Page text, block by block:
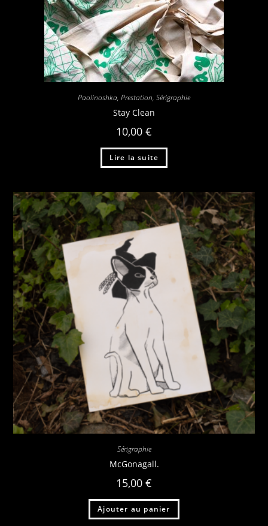
Paolinoshka, Prestation, Sérigraphie
Stay Clean
10,00 €
Lire la suite
Sérigraphie
McGonagall.
15,00 €
Ajouter au panier